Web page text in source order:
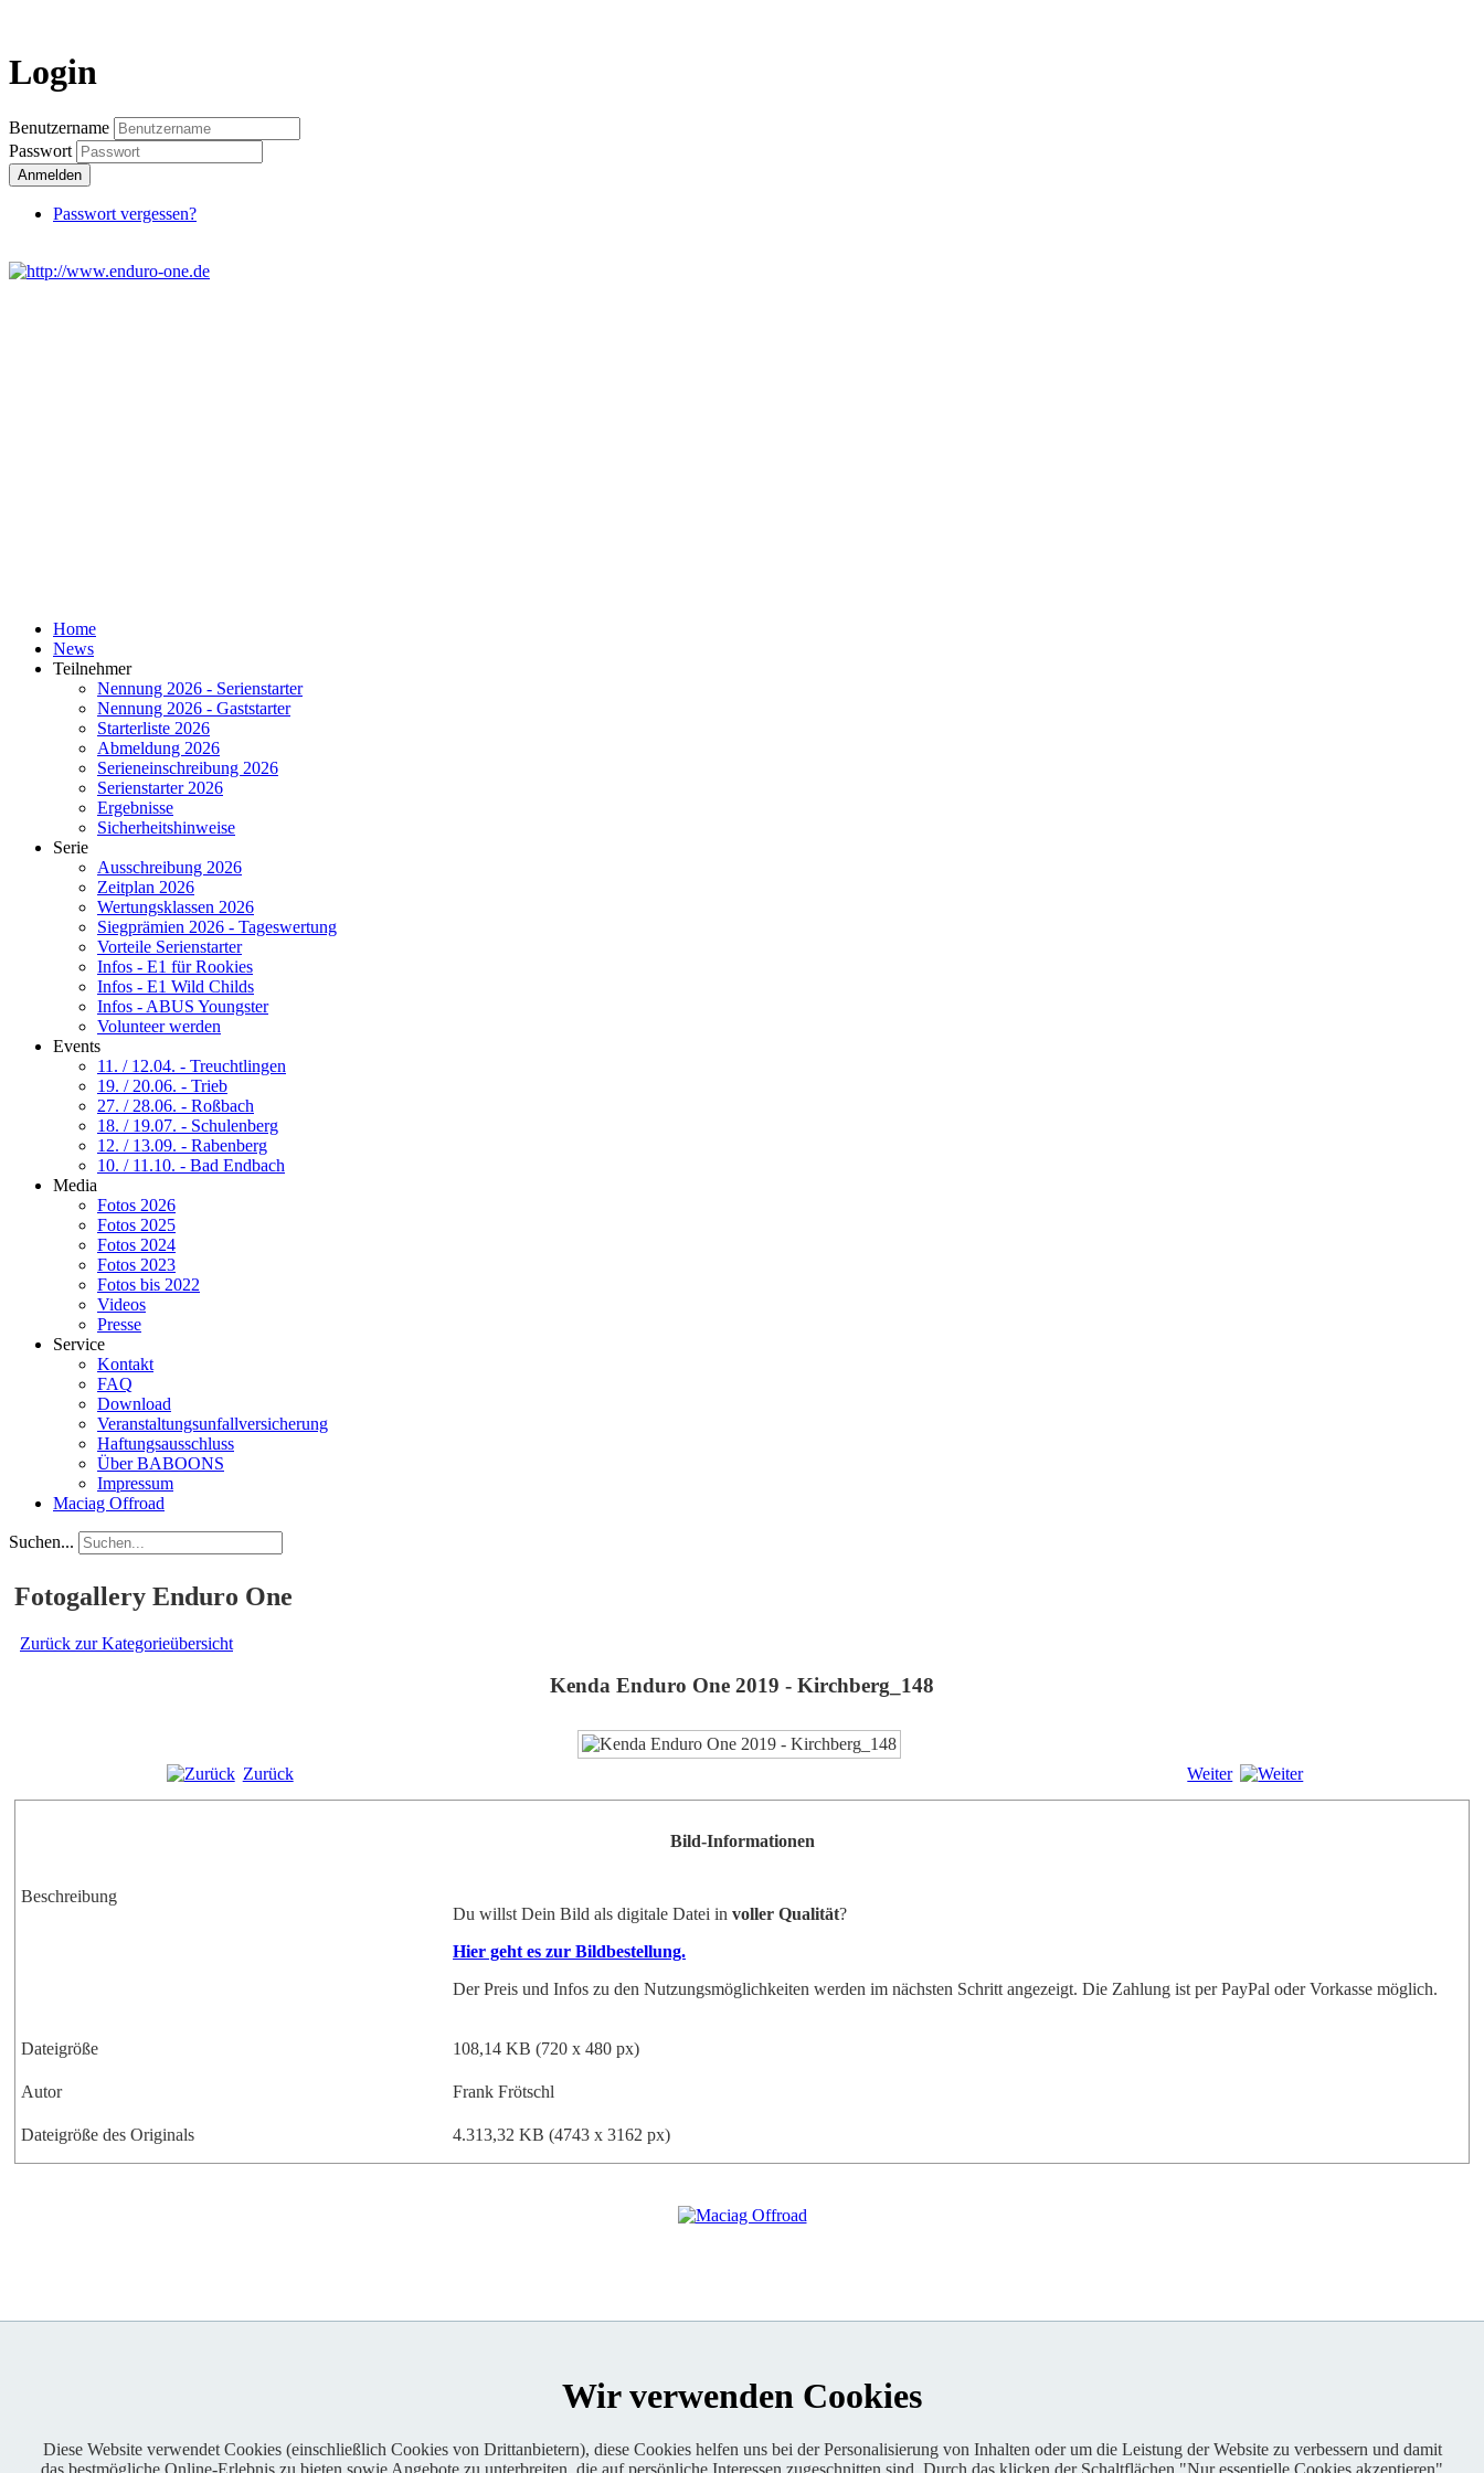
Login
Benutzername
Passwort
Anmelden
Passwort vergessen?
Home
News
Teilnehmer
Nennung 2026 - Serienstarter
Nennung 2026 - Gaststarter
Starterliste 2026
Abmeldung 2026
Serieneinschreibung 2026
Serienstarter 2026
Ergebnisse
Sicherheitshinweise
Serie
Ausschreibung 2026
Zeitplan 2026
Wertungsklassen 2026
Siegprämien 2026 - Tageswertung
Vorteile Serienstarter
Infos - E1 für Rookies
Infos - E1 Wild Childs
Infos - ABUS Youngster
Volunteer werden
Events
11. / 12.04. - Treuchtlingen
19. / 20.06. - Trieb
27. / 28.06. - Roßbach
18. / 19.07. - Schulenberg
12. / 13.09. - Rabenberg
10. / 11.10. - Bad Endbach
Media
Fotos 2026
Fotos 2025
Fotos 2024
Fotos 2023
Fotos bis 2022
Videos
Presse
Service
Kontakt
FAQ
Download
Veranstaltungsunfallversicherung
Haftungsausschluss
Über BABOONS
Impressum
Maciag Offroad
Suchen...
Fotogallery Enduro One
Zurück zur Kategorieübersicht
Kenda Enduro One 2019 - Kirchberg_148
Zurück Weiter
Bild-Informationen
Beschreibung
Du willst Dein Bild als digitale Datei involler Qualität?
Hier geht es zur Bildbestellung.
Der Preis und Infos zu den Nutzungsmöglichkeiten werden im nächsten Schritt angezeigt. Die Zahlung ist per PayPal oder Vorkasse möglich.
Dateigröße 108,14 KB (720 x 480 px)
Autor Frank Frötschl
Dateigröße des Originals 4.313,32 KB (4743 x 3162 px)
Wir verwenden Cookies
Diese Website verwendet Cookies (einschließlich Cookies von Drittanbietern), diese Cookies helfen uns bei der Personalisierung von Inhalten oder um die Leistung der Website zu verbessern und damit